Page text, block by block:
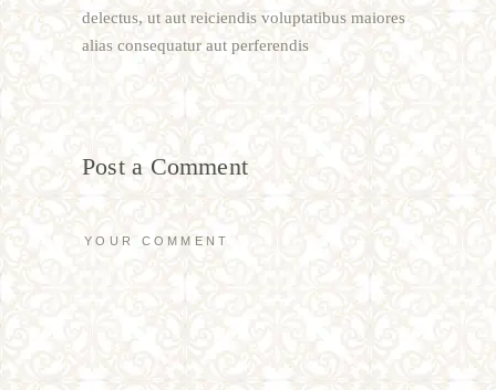
delectus, ut aut reiciendis voluptatibus maiores
alias consequatur aut perferendis
Post a Comment